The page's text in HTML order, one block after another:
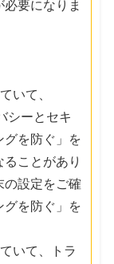
要になりま
いて、
シーとセキ
グを防ぐ」を
ことがあり
の設定をご確
グを防ぐ」を
いて、トラ